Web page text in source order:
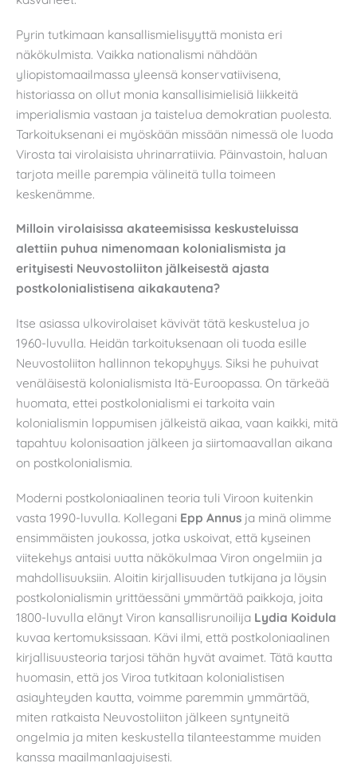
Pyrin tutkimaan kansallismielisyyttä monista eri
näkökulmista. Vaikka nationalismi nähdään
yliopistomaailmassa yleensä konservatiivisena,
historiassa on ollut monia kansallisimielisiä liikkeitä
imperialismia vastaan ja taistelua demokratian puolesta.
Tarkoituksenani ei myöskään missään nimessä ole luoda
Virosta tai virolaisista uhrinarratiivia. Päinvastoin, haluan
tarjota meille parempia välineitä tulla toimeen
keskenämme.
Milloin virolaisissa akateemisissa keskusteluissa
alettiin puhua nimenomaan kolonialismista ja
erityisesti Neuvostoliiton jälkeisestä ajasta
postkolonialistisena aikakautena?
Itse asiassa ulkovirolaiset kävivät tätä keskustelua jo
1960-luvulla. Heidän tarkoituksenaan oli tuoda esille
Neuvostoliiton hallinnon tekopyhyys. Siksi he puhuivat
venäläisestä kolonialismista Itä-Euroopassa. On tärkeää
huomata, ettei postkolonialismi ei tarkoita vain
kolonialismin loppumisen jälkeistä aikaa, vaan kaikki, mitä
tapahtuu kolonisaation jälkeen ja siirtomaavallan aikana
on postkolonialismia.
Moderni postkoloniaalinen teoria tuli Viroon kuitenkin
vasta 1990-luvulla. Kollegani Epp Annus ja minä olimme
ensimmäisten joukossa, jotka uskoivat, että kyseinen
viitekehys antaisi uutta näkökulmaa Viron ongelmiin ja
mahdollisuuksiin. Aloitin kirjallisuuden tutkijana ja löysin
postkolonialismin yrittäessäni ymmärtää paikkoja, joita
1800-luvulla elänyt Viron kansallisrunoilija Lydia Koidula
kuvaa kertomuksissaan. Kävi ilmi, että postkoloniaalinen
kirjallisuusteoria tarjosi tähän hyvät avaimet. Tätä kautta
huomasin, että jos Viroa tutkitaan kolonialistisen
asiayhteyden kautta, voimme paremmin ymmärtää,
miten ratkaista Neuvostoliiton jälkeen syntyneitä
ongelmia ja miten keskustella tilanteestamme muiden
kanssa maailmanlaajuisesti.